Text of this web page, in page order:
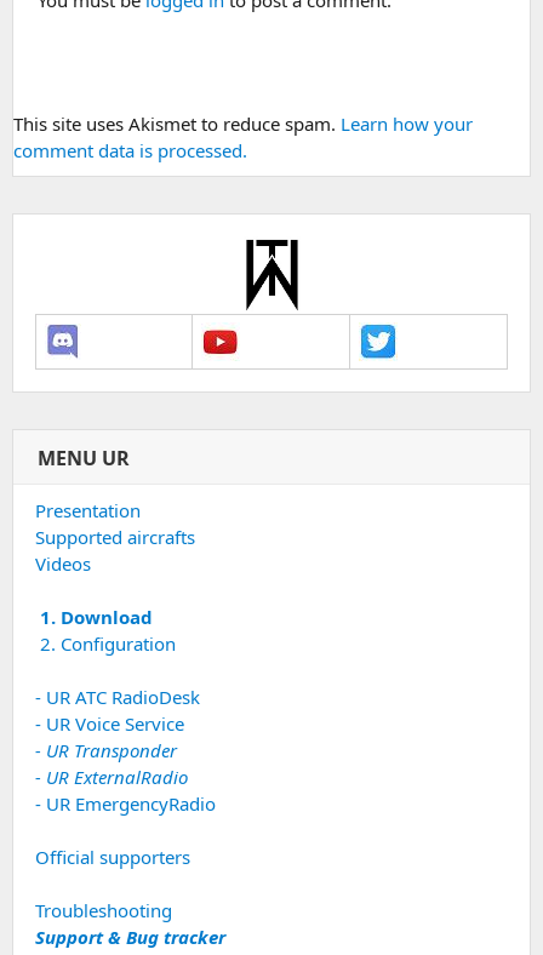
This site uses Akismet to reduce spam. Learn how your
comment data is processed.
MENU UR
Presentation
Supported aircrafts
Videos
1. Download
2. Configuration
- UR ATC RadioDesk
- UR Voice Service
- UR Transponder
- UR ExternalRadio
- UR EmergencyRadio
Official supporters
Troubleshooting
Support & Bug tracker